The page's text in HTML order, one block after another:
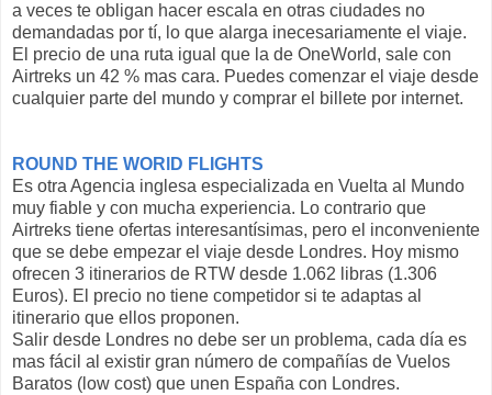
a veces te obligan hacer escala en otras ciudades no
demandadas por tí, lo que alarga inecesariamente el viaje.
El precio de una ruta igual que la de OneWorld, sale con
Airtreks un 42 % mas cara. Puedes comenzar el viaje desde
cualquier parte del mundo y comprar el billete por internet.
ROUND THE WORlD FLIGHTS
Es otra Agencia inglesa especializada en Vuelta al Mundo
muy fiable y con mucha experiencia. Lo contrario que
Airtreks tiene ofertas interesantísimas, pero el inconveniente
que se debe empezar el viaje desde Londres. Hoy mismo
ofrecen 3 itinerarios de RTW desde 1.062 libras (1.306
Euros). El precio no tiene competidor si te adaptas al
itinerario que ellos proponen.
Salir desde Londres no debe ser un problema, cada día es
mas fácil al existir gran número de compañías de Vuelos
Baratos (low cost) que unen España con Londres.